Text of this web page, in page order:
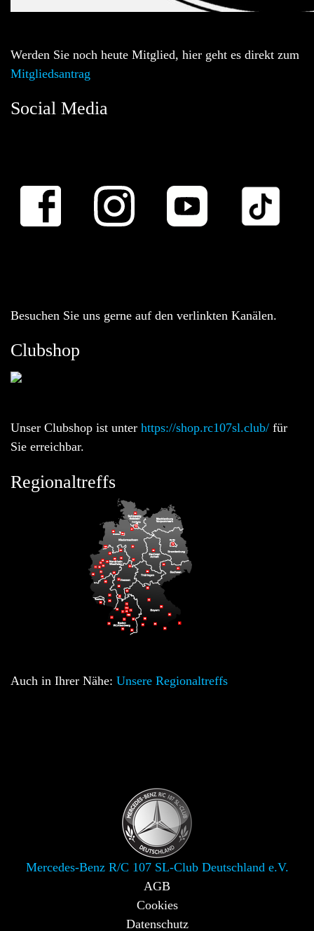
Werden Sie noch heute Mitglied, hier geht es direkt zum
Mitgliedsantrag
Social Media
Besuchen Sie uns gerne auf den verlinkten Kanälen.
Clubshop
Unser Clubshop ist unter https://shop.rc107sl.club/ für
Sie erreichbar.
Regionaltreffs
Auch in Ihrer Nähe: Unsere Regionaltreffs
Mercedes-Benz R/C 107 SL-Club Deutschland e.V.
AGB
Cookies
Datenschutz